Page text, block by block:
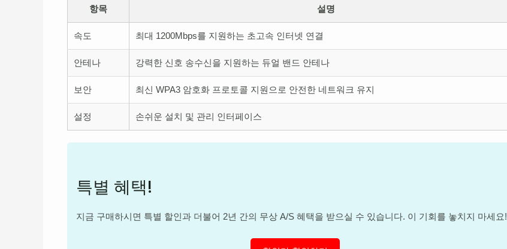
항목 설명
속도 최대 1200Mbps를 지원하는 초고속 인터넷 연결
안테나 강력한 신호 송수신을 지원하는 듀얼 밴드 안테나
보안 최신 WPA3 암호화 프로토콜 지원으로 안전한 네트워크 유지
설정 손쉬운 설치 및 관리 인터페이스
특별 혜택!
지금 구매하시면 특별 할인과 더불어 2년 간의 무상 A/S 혜택을 받으실 수 있습니다. 이 기회를 놓치지 마세요!